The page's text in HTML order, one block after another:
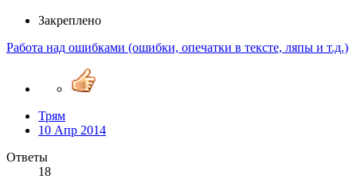
Закреплено
Работа над ошибками (ошибки, опечатки в тексте, ляпы и т.д.)
Трям
10 Апр 2014
Ответы
18